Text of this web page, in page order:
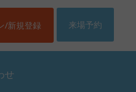
来場予約
/新規登録
せ
せ